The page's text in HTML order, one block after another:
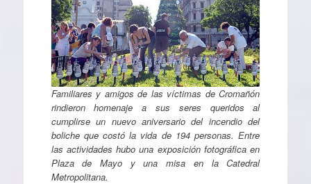
Familiares y amigos de las víctimas de Cromañón
rindieron homenaje a sus seres queridos al
cumplirse un nuevo aniversario del incendio del
boliche que costó la vida de 194 personas. Entre
las actividades hubo una exposición fotográfica en
Plaza de Mayo y una misa en la Catedral
Metropolitana.